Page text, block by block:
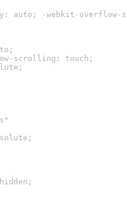
y: auto; -webkit-
scrolling: touch;